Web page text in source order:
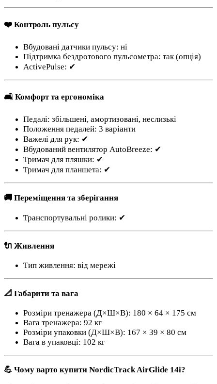
❤️ Контроль пульсу
Вбудовані датчики пульсу: ні
Підтримка бездротового пульсометра: так (опція)
ActivePulse: ✔
🛋 Комфорт та ергономіка
Педалі: збільшені, амортизовані, неслизькі
Положення педалей: 3 варіанти
Важелі для рук: ✔
Вбудований вентилятор AutoBreeze: ✔
Тримач для пляшки: ✔
Тримач для планшета: ✔
🚚 Переміщення та зберігання
Транспортувальні ролики: ✔
🔌 Живлення
Тип живлення: від мережі
📐 Габарити та вага
Розміри тренажера (Д×Ш×В): 180 × 64 × 175 см
Вага тренажера: 92 кг
Розміри упаковки (Д×Ш×В): 167 × 39 × 80 см
Вага в упаковці: 102 кг
💪 Чому варто купити NordicTrack AirGlide 14i?